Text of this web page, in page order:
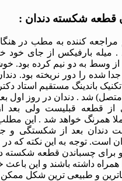
قطعه شکسته دندان :
مراجعه کننده به مطب در
. میله بارفیکس از جای خود
از وسط به دو نیم کرده بود.
جدا شده را دور نریخته بود.
باندینگ مستقیم استاد
(متصل) شد . دندان در روز اول
از قطعه قبلیست ولی بعد
همرنگ خواهد شد . این
دندان بعد از شکستگی و
است. توجه به این نکته که
برای چسباندن قطعه شکسته
داشته باشند و این باعث
و طبیعی ترین شکل